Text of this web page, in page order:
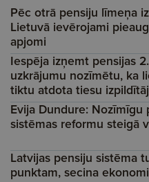
Pēc otrā pensiju līmeņa
Lietuvā ievērojami
apjomi
Iespēja izņemt pensijas
uzkrājumu nozīmētu, ka
tiktu atdota tiesu
Evija Dundure: Nozīmīgu
sistēmas reformu steigā
Latvijas pensiju sistēma
punktam, secina